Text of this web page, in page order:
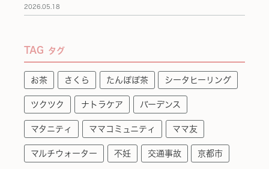
2026.05.18
TAG タグ
お茶 さくら たんぽぽ茶 シータヒーリング
ツクツク ナトラケア バーデンス
マタニティ ママコミュニティ ママ友
マルチウォーター 不妊 交通事故 京都市